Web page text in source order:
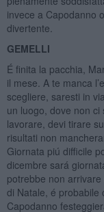
invece a Capodanno
divertente.
GEMELLI
É finita la pacchia,
il mese. A te manca
scegliere, saresti in
un luogo, dove non
lavorare, devi tirare
risultati non
Giornata piú difficile
dicembre sará
potrebbe non
di Natale, é probabile
Capodanno